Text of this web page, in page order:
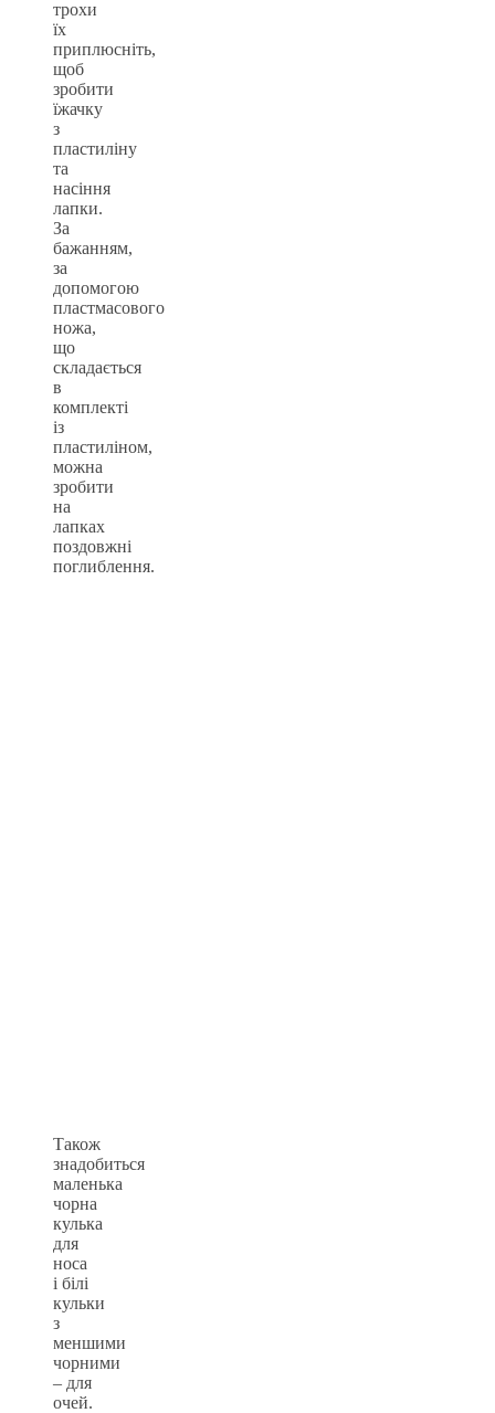
трохи
їх
приплюсніть,
щоб
зробити
їжачку
з
пластиліну
та
насіння
лапки.
За
бажанням,
за
допомогою
пластмасового
ножа,
що
складається
в
комплекті
із
пластиліном,
можна
зробити
на
лапках
поздовжні
поглиблення.
Також
знадобиться
маленька
чорна
кулька
для
носа
і білі
кульки
з
меншими
чорними
– для
очей.